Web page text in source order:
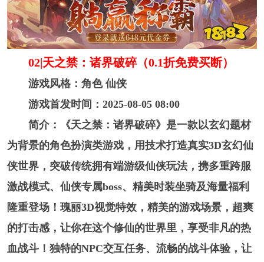
02|天之禁：诸界破碎（0.1折免费买断）
游戏风格：角色 仙侠
游戏首发时间：2025-08-05 08:00
简介：《天之禁：诸界破碎》是一款以玄幻题材
为背景的角色扮演类游戏，用技术打造真实3D玄幻仙
侠世界，突破传统拥有端游级仙侠玩法，携多重跨服
激战模式、仙侠专属boss、精美时装坐骑及海量福利
隆重登场！瑰丽3D视觉特效，精美的游戏场景，超爽
的打击感，让你在这个修仙的世界里，享受非凡的热
血战斗！独特的NPC交互任务、流畅的战斗体验，让